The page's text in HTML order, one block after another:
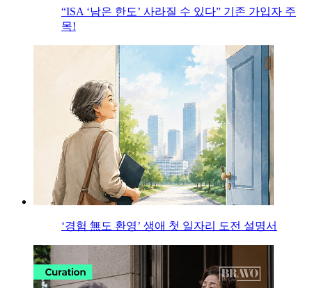
“ISA ‘남은 한도’ 사라질 수 있다” 기존 가입자 주
목!
‘경험 無도 환영’ 생애 첫 일자리 도전 설명서